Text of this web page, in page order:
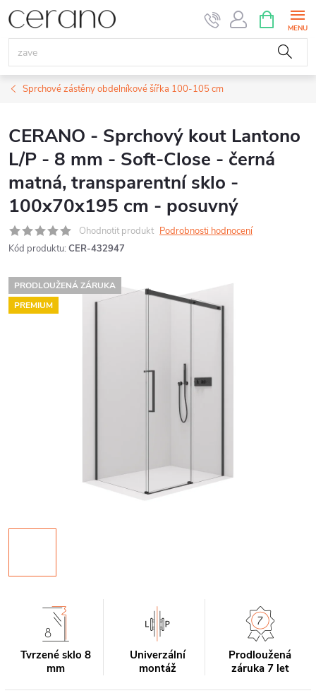
Přejít
na
obsah
NÁKUPNÍ
KOŠÍK
Sprchové zástěny obdelníkové šířka 100-105 cm
CERANO - Sprchový kout Lantono
L/P - 8 mm - Soft-Close - černá
matná, transparentní sklo -
100x70x195 cm - posuvný
Ohodnotit produkt Podrobnosti hodnocení
Kód produktu: CER-432947
PRODLOUŽENÁ ZÁRUKA
PREMIUM
Tvrzené sklo 8
mm
Univerzální
montáž
Prodloužená
záruka 7 let